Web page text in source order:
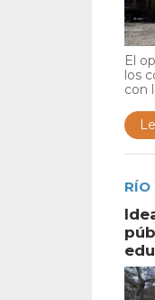
El
los
con
RÍO